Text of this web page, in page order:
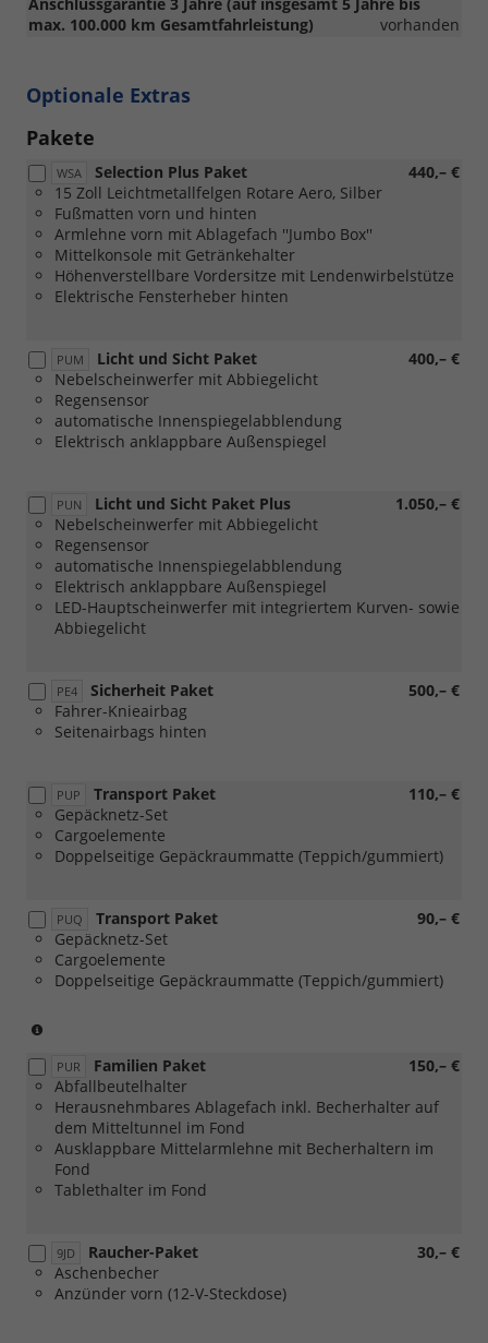
kW)
max. 100.000 km Gesamtfahrleistung)
vorhanden
Optionale Extras
Pakete
WSA 440,– €
Selection Plus Paket
15 Zoll Leichtmetallfelgen Rotare Aero, Silber
Fußmatten vorn und hinten
Armlehne vorn mit Ablagefach ''Jumbo Box''
Mittelkonsole mit Getränkehalter
Höhenverstellbare Vordersitze mit Lendenwirbelstütze
Elektrische Fensterheber hinten
PUM 400,– €
Licht und Sicht Paket
Nebelscheinwerfer mit Abbiegelicht
Regensensor
automatische Innenspiegelabblendung
Elektrisch anklappbare Außenspiegel
PUN 1.050,– €
Licht und Sicht Paket Plus
Nebelscheinwerfer mit Abbiegelicht
Regensensor
automatische Innenspiegelabblendung
Elektrisch anklappbare Außenspiegel
LED-Hauptscheinwerfer mit integriertem Kurven- sowie
Abbiegelicht
PE4 500,– €
Sicherheit Paket
Fahrer-Knieairbag
Seitenairbags hinten
PUP 110,– €
Transport Paket
Gepäcknetz-Set
Cargoelemente
Doppelseitige Gepäckraummatte (Teppich/gummiert)
PUQ 90,– €
Transport Paket
Gepäcknetz-Set
Cargoelemente
Doppelseitige Gepäckraummatte (Teppich/gummiert)
Verbindung
mit
[3GD]
Variabler
Ladeboden
im
Kofferraum)
PUR 150,– €
Familien Paket
Abfallbeutelhalter
Herausnehmbares Ablagefach inkl. Becherhalter auf
dem Mitteltunnel im Fond
Ausklappbare Mittelarmlehne mit Becherhaltern im
Fond
Tablethalter im Fond
9JD 30,– €
Raucher-Paket
Aschenbecher
Anzünder vorn (12-V-Steckdose)